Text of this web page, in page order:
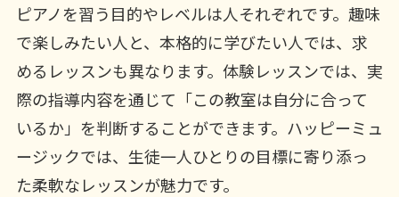
ピアノを習う目的やレベルは人それぞれです。趣味
で楽しみたい人と、本格的に学びたい人では、求
めるレッスンも異なります。体験レッスンでは、実
際の指導内容を通じて「この教室は自分に合って
いるか」を判断することができます。ハッピーミュ
ージックでは、生徒一人ひとりの目標に寄り添っ
た柔軟なレッスンが魅力です。